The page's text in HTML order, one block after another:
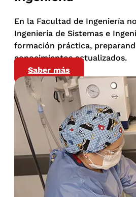
En la Facultad de Ingeniería
Ingeniería de Sistemas e
formación práctica,
conocimientos actualizados.
Saber más